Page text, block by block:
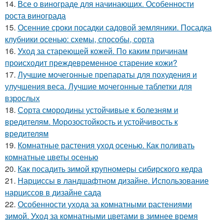
14. Все о винограде для начинающих. Особенности
роста винограда
15. Осенние сроки посадки садовой земляники. Посадка
клубники осенью: схемы, способы, сорта
16. Уход за стареющей кожей. По каким причинам
происходит преждевременное старение кожи?
17. Лучшие мочегонные препараты для похудения и
улучшения веса. Лучшие мочегонные таблетки для
взрослых
18. Сорта смородины устойчивые к болезням и
вредителям. Морозостойкость и устойчивость к
вредителям
19. Комнатные растения уход осенью. Как поливать
комнатные цветы осенью
20. Как посадить зимой крупномеры сибирского кедра
21. Нарциссы в ландшафтном дизайне. Использование
нарциссов в дизайне сада
22. Особенности ухода за комнатными растениями
зимой. Уход за комнатными цветами в зимнее время